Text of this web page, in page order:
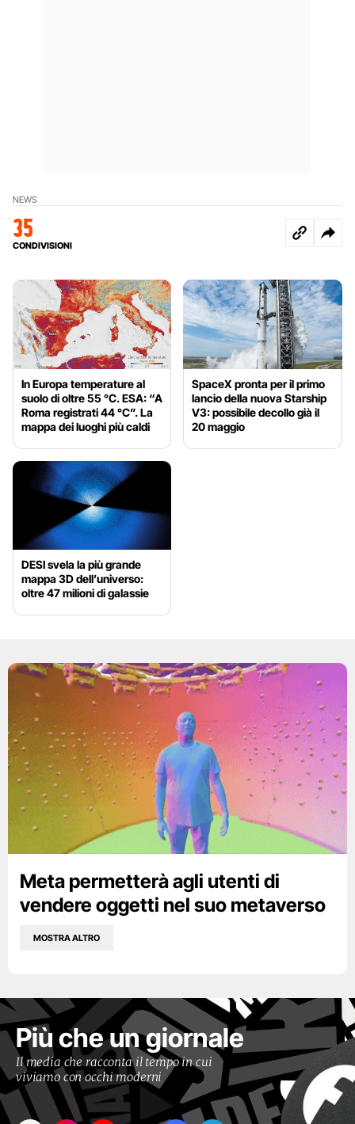
NEWS
35
CONDIVISIONI
In Europa temperature al
suolo di oltre 55 °C. ESA: “A
Roma registrati 44 °C”. La
mappa dei luoghi più caldi
SpaceX pronta per il primo
lancio della nuova Starship
V3: possibile decollo già il
20 maggio
DESI svela la più grande
mappa 3D dell’universo:
oltre 47 milioni di galassie
Meta permetterà agli utenti di
vendere oggetti nel suo metaverso
MOSTRA ALTRO
Più che un giornale
Il media che racconta il tempo in cui
viviamo con occhi moderni